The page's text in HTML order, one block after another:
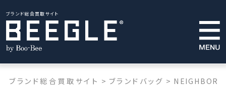
ブランド総合買取サイト
ブランド総合買取サイト > ブランドバッグ >